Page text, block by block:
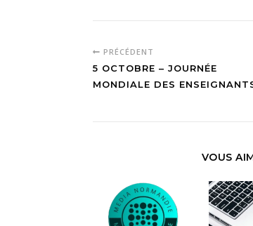
PRÉCÉDENT
5 OCTOBRE – JOURNÉE
MONDIALE DES
VOUS